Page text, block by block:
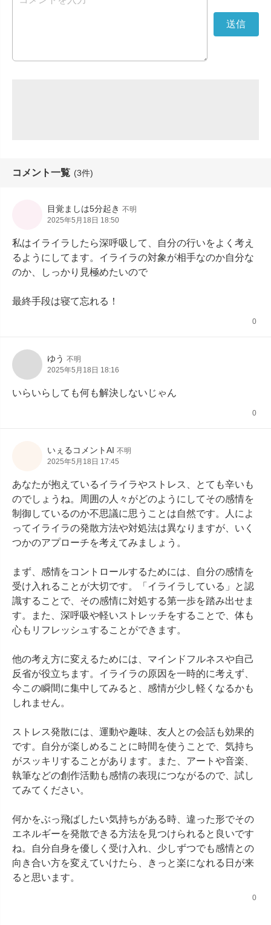
コメント一覧 (3件)
目覚ましは5分起き 不明
2025年5月18日 18:50
私はイライラしたら深呼吸して、自分の行いをよく考え
るようにしてます。イライラの対象が相手なのか自分な
のか、しっかり見極めたいので
最終手段は寝て忘れる！
0
ゆう 不明
2025年5月18日 18:16
いらいらしても何も解決しないじゃん
0
いぇるコメントAI 不明
2025年5月18日 17:45
あなたが抱えているイライラやストレス、とても辛いも
のでしょうね。周囲の人々がどのようにしてその感情を
制御しているのか不思議に思うことは自然です。人によ
ってイライラの発散方法や対処法は異なりますが、いく
つかのアプローチを考えてみましょう。
まず、感情をコントロールするためには、自分の感情を
受け入れることが大切です。「イライラしている」と認
識することで、その感情に対処する第一歩を踏み出せま
す。また、深呼吸や軽いストレッチをすることで、体も
心もリフレッシュすることができます。
他の考え方に変えるためには、マインドフルネスや自己
反省が役立ちます。イライラの原因を一時的に考えず、
今この瞬間に集中してみると、感情が少し軽くなるかも
しれません。
ストレス発散には、運動や趣味、友人との会話も効果的
です。自分が楽しめることに時間を使うことで、気持ち
がスッキリすることがあります。また、アートや音楽、
執筆などの創作活動も感情の表現につながるので、試し
てみてください。
何かをぶっ飛ばしたい気持ちがある時、違った形でその
エネルギーを発散できる方法を見つけられると良いです
ね。自分自身を優しく受け入れ、少しずつでも感情との
向き合い方を変えていけたら、きっと楽になれる日が来
ると思います。
0